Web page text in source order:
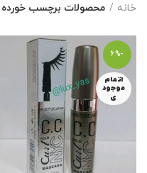
خانه محصولات برچسب
-6%
اتمام
موجود
ی